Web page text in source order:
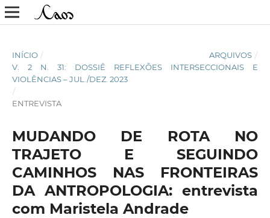
INÍCIO / ARQUIVOS /
V. 2 N. 31: DOSSIÊ REFLEXÕES INTERSECCIONAIS E
VIOLÊNCIAS – JUL./DEZ. 2023
/
ENTREVISTA
MUDANDO DE ROTA NO
TRAJETO E SEGUINDO
CAMINHOS NAS FRONTEIRAS
DA ANTROPOLOGIA: entrevista
com Maristela Andrade